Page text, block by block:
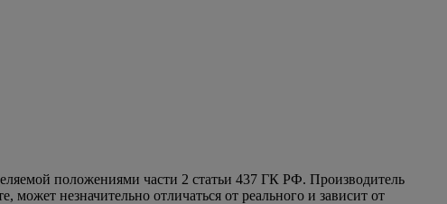
положениями части 2 статьи 437 ГК РФ. Производитель
незначительно отличаться от реального и зависит от